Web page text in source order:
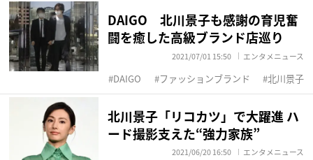
DAIGO 北川景子も感謝の育児奮
闘を癒した高級ブランド店巡り
2021/07/01 15:50 エンタメニュース
DAIGO ファッションブランド 北川景子
北川景子「リコカツ」で大躍進 ハ
ード撮影支えた“強力家族”
2021/06/20 16:50 エンタメニュース